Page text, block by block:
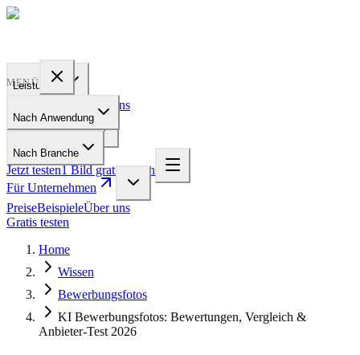
Leistungen
Über uns
Jetzt testen1 Bild gratis testen
MENÜ
Nach Anwendung
Nach Branche
Für Unternehmen
PreiseBeispieleÜber uns
Gratis testen
Home
Wissen
Bewerbungsfotos
KI Bewerbungsfotos: Bewertungen, Vergleich &
Anbieter-Test 2026